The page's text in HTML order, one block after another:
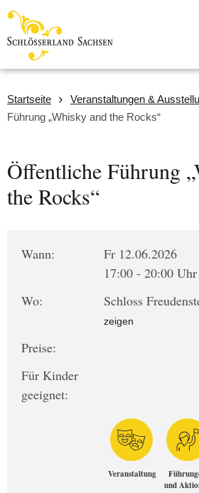
Startseite Veranstaltungen &
Führung „Whisky and the Rocks“
Öffentliche Führung
the Rocks“
Wann:
Fr 12.06.2026
17:00 - 20:00 Uhr
Wo:
Schloss
zeigen
Preise:
Für Kinder
geeignet:
Veranstaltung
und